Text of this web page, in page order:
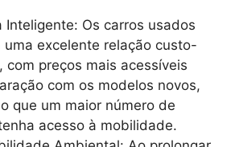
Inteligente: Os carros usados
uma excelente relação custo-
com preços mais acessíveis
com os modelos novos,
que um maior número de
acesso à mobilidade.